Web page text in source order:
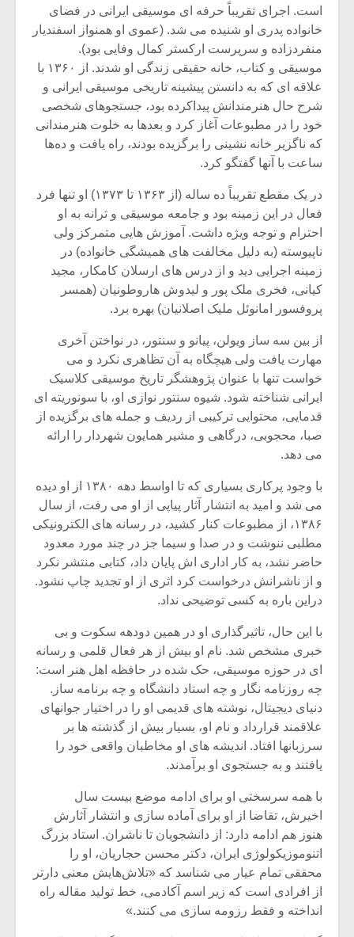
است.‌ اجرای تقریباً حرفه ای موسیقی ایرانی در فضای
خانواده پدری او شنیده می شد. (عموی او همنواز اسفندیار
منفردزاده و سرپرست ارکستر کمال وفایی بود).
موسیقی و کتاب، خانه حقیقی زندگی او شدند. از ۱۳۶۰ با
علاقه ای که به دانستن پیشینه تاریخی موسیقی ایرانی و
شرح حال هنرمندانش پیداکرده بود، جستجوهای شخصی
خود را در مطبوعات آغاز کرد و بعدها به خلوت هنرمندانی
که ناگزیر خانه نشینی را برگزیده بودند، راه یافت و ده‌ها
ساعت با آنها گفتگو کرد.
در یک مقطع تقریباً ده ساله (از ۱۳۶۳ تا ۱۳۷۳) او تنها فرد
فعال در این زمینه بود و جامعه موسیقی و ترانه به او
احترام و توجه ویژه داشت. آموزش هایی متمرکز ولی
ناپیوسته (به دلیل مخالفت های همیشگی خانواده) در
زمینه اجرایی دید و از درس های ارسلان کامکار، مجید
کیانی، فخری ملک پور و لیدوش هاروطونیان (همسر
پروفسور امانوئل ملیک اصلانیان) بهره برد.
از بین سه ساز ویولن، پیانو و سنتور، در نواختن آخری
مهارت یافت ولی هیچگاه به آن تظاهری نکرد و می
خواست تنها با عنوان پژوهشگر تاریخ موسیقی کلاسیک
ایرانی شناخته شود. شیوه سنتور نوازی او، با سونوریته ای
قدمایی، محتوایی ترکیبی از ردیف و جمله های برگزیده از
صبا، محجوبی، درگاهی و مشیر همایون شهردار را ارائه
می دهد.
با وجود پرکاری بسیاری که تا اواسط دهه ۱۳۸۰ از او دیده
می شد و امید به انتشار آثار پیاپی از او می رفت، از سال
۱۳۸۶، از مطبوعات کنار کشید، در رسانه های الکترونیکی
مطلبی ننوشت و در صدا و سیما جز در چند مورد معدود
حاضر نشد، به کار اداری اش پایان داد، کتابی منتشر نکرد
و از ناشرانش درخواست کرد اثری از او تجدید چاپ نشود.
دراین باره به کسی توضیحی نداد.
با این حال، تاثیرگذاری او در همین دودهه سکوت و بی
خبری مشخص شد. نام او بیش از هر فعال قلمی و رسانه
ای در حوزه موسیقی، حک شده در حافظه اهل هنر است:
چه روزنامه نگار و چه استاد دانشگاه و چه برنامه ساز.
دنیای دیجیتال، نوشته های قدیمی او را در اختیار جوانهای
علاقمند قرارداد و نام او، بسیار بیش از گذشته ها بر
سرزبانها افتاد. اندیشه های او مخاطبان واقعی خود را
یافتند و به جستجوی او برآمدند.
با همه سرسختی او برای ادامه موضع بیست سال
اخیرش، تقاضا از او برای آماده سازی و انتشار آثارش
هنوز هم ادامه دارد: از دانشجویان تا ناشران. استاد بزرگ
اتنوموزیکولوژی ایران، دکتر محسن حجاریان، او را
محققی تمام عیار می شناسد که «تلاش‌هایش معنی دارتر
از افرادی است که زیر اسم آکادمی، خط تولید مقاله راه
انداخته و فقط رزومه سازی می کنند.»